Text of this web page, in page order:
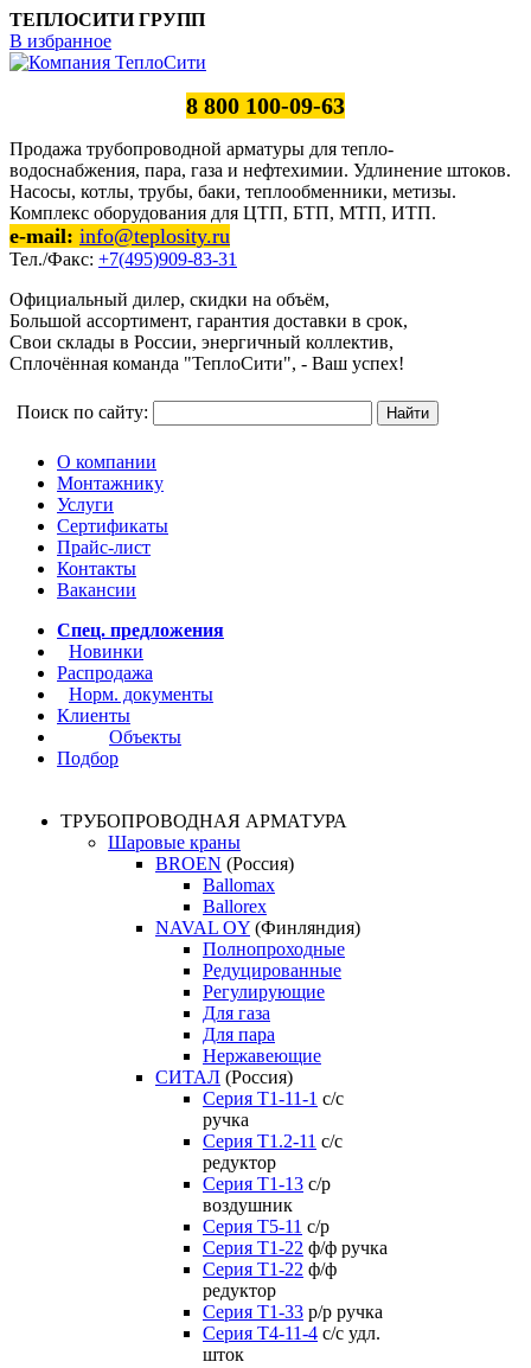
ТЕПЛОСИТИ ГРУПП
В избранное
8 800 100-09-63
Продажа трубопроводной арматуры для тепло-
водоснабжения, пара, газа и нефтехимии. Удлинение штоков.
Насосы, котлы, трубы, баки, теплообменники, метизы.
Комплекс оборудования для ЦТП, БТП, МТП, ИТП.
e-mail: info@teplosity.ru
Тел./Факс: +7(495)909-83-31
Официальный дилер, скидки на объём,
Большой ассортимент, гарантия доставки в срок,
Свои склады в России, энергичный коллектив,
Сплочённая команда "ТеплоСити", - Ваш успех!
Поиск по сайту:
О компании
Монтажнику
Услуги
Сертификаты
Прайс-лист
Контакты
Вакансии
Спец. предложения
Новинки
Распродажа
Норм. документы
Клиенты
Объекты
Подбор
ТРУБОПРОВОДНАЯ АРМАТУРА
Шаровые краны
BROEN (Россия)
Ballomax
Ballorex
NAVAL OY (Финляндия)
Полнопроходные
Редуцированные
Регулирующие
Для газа
Для пара
Нержавеющие
СИТАЛ (Россия)
Серия Т1-11-1 с/с
ручка
Серия Т1.2-11 с/с
редуктор
Серия Т1-13 с/р
воздушник
Серия T5-11 с/р
Серия Т1-22 ф/ф ручка
Серия Т1-22 ф/ф
редуктор
Серия T1-33 р/р ручка
Серия Т4-11-4 с/с удл.
шток